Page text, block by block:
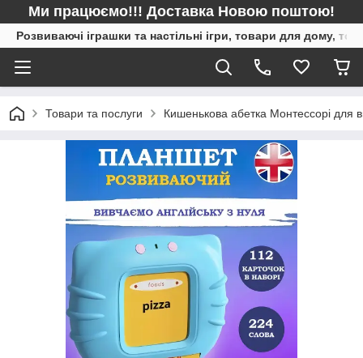
Ми працюємо!!! Доставка Новою поштою!
Розвиваючі іграшки та настільні ігри, товари для дому,
Товари та послуги Кишенькова абетка Монтессорі для